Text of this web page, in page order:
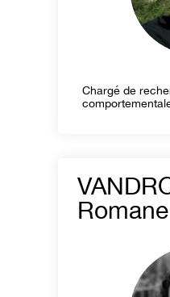
Chargé de
Romane